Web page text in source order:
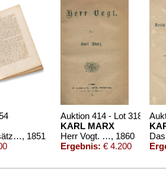
Gesammelte Aufsätze. 1851, 1851
Auktion 414 - Lot 318
KARL MARX
Herr Vogt. 1860., 1860
Ergebnis: € 4.200